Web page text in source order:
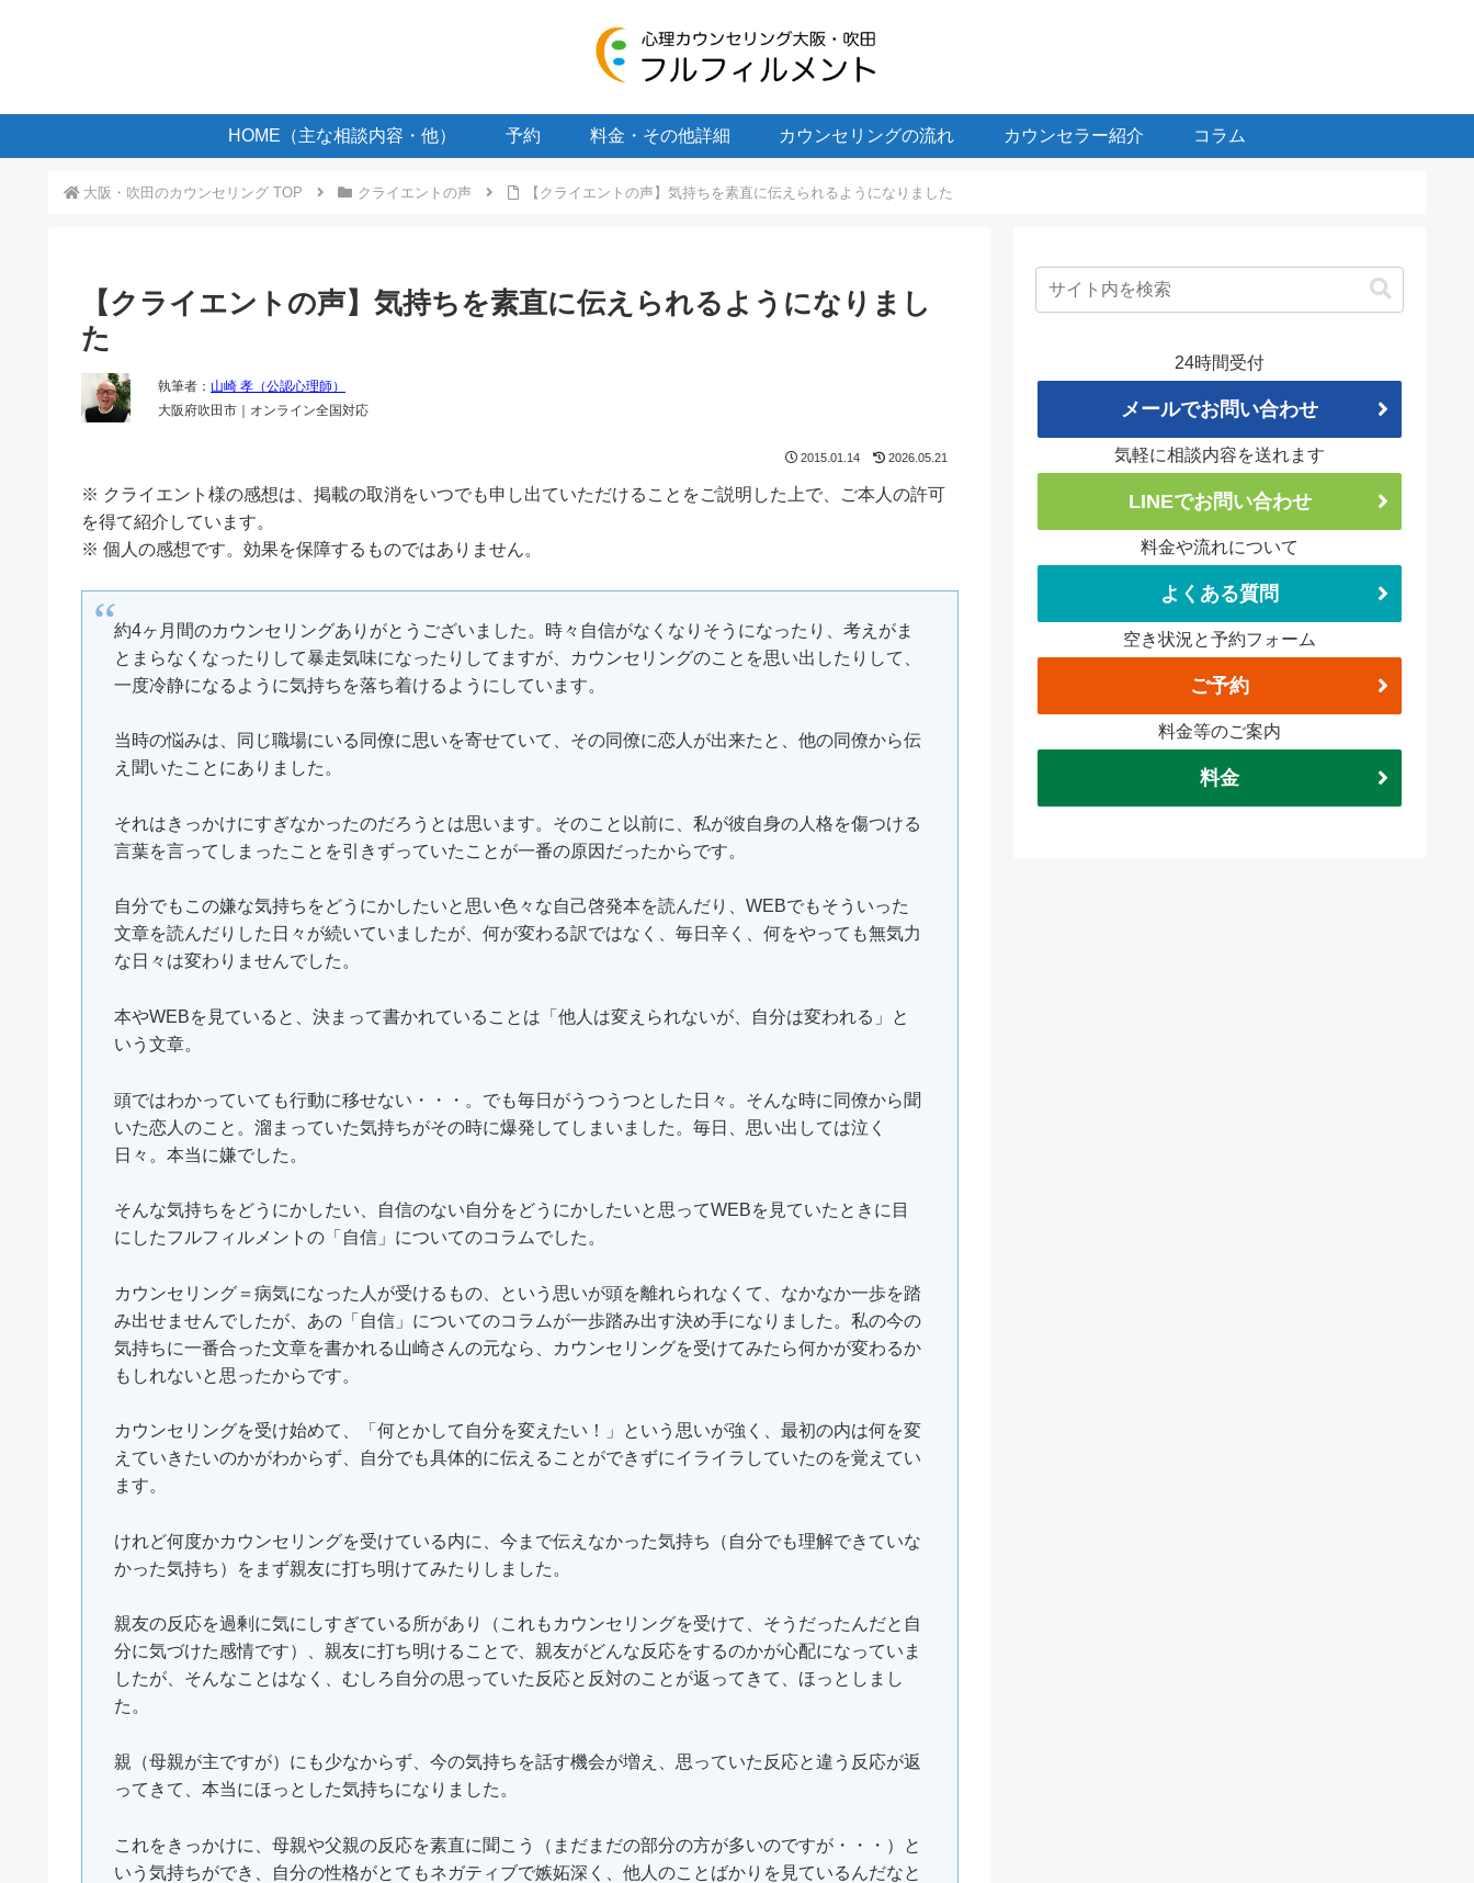
HOME（主な相談内容・他） 予約 料金・その他詳細 カウンセリングの流れ カウンセラー紹介 コラム
大阪・吹田のカウンセリング TOP クライエントの声 【クライエントの声】気持ちを素直に伝えられるようになりました
【クライエントの声】気持ちを素直に伝えられるようになりまし
た
執筆者： 山崎 孝（公認心理師）
大阪府吹田市｜オンライン全国対応
2015.01.14 2026.05.21
※ クライエント様の感想は、掲載の取消をいつでも申し出ていただけることをご説明した上で、ご本人の許可
を得て紹介しています。
※ 個人の感想です。効果を保障するものではありません。
約4ヶ月間のカウンセリングありがとうございました。時々自信がなくなりそうになったり、考えがま
とまらなくなったりして暴走気味になったりしてますが、カウンセリングのことを思い出したりして、
一度冷静になるように気持ちを落ち着けるようにしています。
当時の悩みは、同じ職場にいる同僚に思いを寄せていて、その同僚に恋人が出来たと、他の同僚から伝
え聞いたことにありました。
それはきっかけにすぎなかったのだろうとは思います。そのこと以前に、私が彼自身の人格を傷つける
言葉を言ってしまったことを引きずっていたことが一番の原因だったからです。
自分でもこの嫌な気持ちをどうにかしたいと思い色々な自己啓発本を読んだり、WEBでもそういった
文章を読んだりした日々が続いていましたが、何が変わる訳ではなく、毎日辛く、何をやっても無気力
な日々は変わりませんでした。
本やWEBを見ていると、決まって書かれていることは「他人は変えられないが、自分は変われる」と
いう文章。
頭ではわかっていても行動に移せない・・・。でも毎日がうつうつとした日々。そんな時に同僚から聞
いた恋人のこと。溜まっていた気持ちがその時に爆発してしまいました。毎日、思い出しては泣く
日々。本当に嫌でした。
そんな気持ちをどうにかしたい、自信のない自分をどうにかしたいと思ってWEBを見ていたときに目
にしたフルフィルメントの「自信」についてのコラムでした。
カウンセリング＝病気になった人が受けるもの、という思いが頭を離れられなくて、なかなか一歩を踏
み出せませんでしたが、あの「自信」についてのコラムが一歩踏み出す決め手になりました。私の今の
気持ちに一番合った文章を書かれる山崎さんの元なら、カウンセリングを受けてみたら何かが変わるか
もしれないと思ったからです。
カウンセリングを受け始めて、「何とかして自分を変えたい！」という思いが強く、最初の内は何を変
えていきたいのかがわからず、自分でも具体的に伝えることができずにイライラしていたのを覚えてい
ます。
けれど何度かカウンセリングを受けている内に、今まで伝えなかった気持ち（自分でも理解できていな
かった気持ち）をまず親友に打ち明けてみたりしました。
親友の反応を過剰に気にしすぎている所があり（これもカウンセリングを受けて、そうだったんだと自
分に気づけた感情です）、親友に打ち明けることで、親友がどんな反応をするのかが心配になっていま
したが、そんなことはなく、むしろ自分の思っていた反応と反対のことが返ってきて、ほっとしまし
た。
親（母親が主ですが）にも少なからず、今の気持ちを話す機会が増え、思っていた反応と違う反応が返
ってきて、本当にほっとした気持ちになりました。
これをきっかけに、母親や父親の反応を素直に聞こう（まだまだの部分の方が多いのですが・・・）と
いう気持ちができ、自分の性格がとてもネガティブで嫉妬深く、他人のことばかりを見ているんだなと
24時間受付
メールでお問い合わせ
気軽に相談内容を送れます
LINEでお問い合わせ
料金や流れについて
よくある質問
空き状況と予約フォーム
ご予約
料金等のご案内
料金